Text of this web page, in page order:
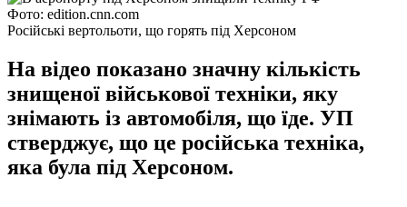
Фото: edition.cnn.com
Російські вертольоти, що горять під Херсоном
На відео показано значну кількість
знищеної військової техніки, яку
знімають із автомобіля, що їде. УП
стверджує, що це російська техніка,
яка була під Херсоном.